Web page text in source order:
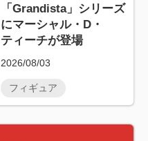
「Grandista」シリーズ
にマーシャル・D・
ティーチが登場
2026/08/03
フィギュア